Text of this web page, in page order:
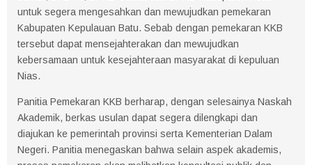
untuk segera mengesahkan dan mewujudkan pemekaran
Kabupaten Kepulauan Batu. Sebab dengan pemekaran KKB
tersebut dapat mensejahterakan dan mewujudkan
kebersamaan untuk kesejahteraan masyarakat di kepuluan
Nias.
Panitia Pemekaran KKB berharap, dengan selesainya Naskah
Akademik, berkas usulan dapat segera dilengkapi dan
diajukan ke pemerintah provinsi serta Kementerian Dalam
Negeri. Panitia menegaskan bahwa selain aspek akademis,